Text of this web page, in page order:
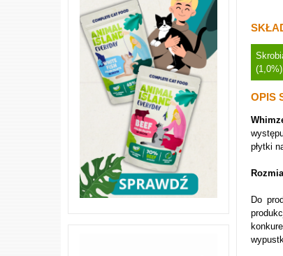
OPIS
płytki
Do